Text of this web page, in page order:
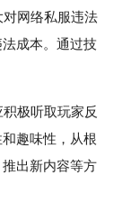
网络私服违法
成本。通过技
极听取玩家反
趣味性，从根
出新内容等方